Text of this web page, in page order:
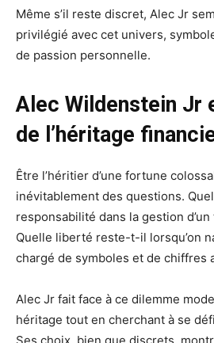
Même s’il reste discret, Alec Jr
privilégié avec cet univers,
de passion personnelle.
Alec Wildenstein Jr
de l’héritage
Être l’héritier d’une fortune
inévitablement des questions.
responsabilité dans la gestion
Quelle liberté reste-t-il lorsqu’on
chargé de symboles et de chiffres
Alec Jr fait face à ce dilemme
héritage tout en cherchant à se